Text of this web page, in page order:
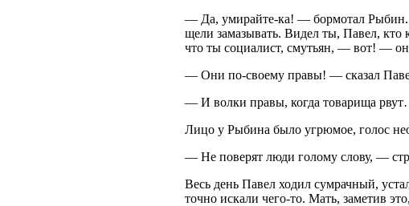
— Да, умирайте-ка! — бормотал
щели замазывать. Видел ты, Павел, кто
что ты социалист, смутьян, — вот! —
— Они по-своему правы! — сказал
— И волки правы, когда товарища
Лицо у Рыбина было угрюмое, голос
— Не поверят люди голому слову, —
Весь день Павел ходил сумрачный,
точно искали чего-то. Мать, заметив